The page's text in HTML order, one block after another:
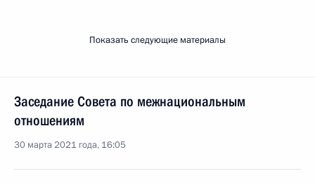
Показать следующие материалы
Заседание Совета по межнациональным
отношениям
30 марта 2021 года, 16:05